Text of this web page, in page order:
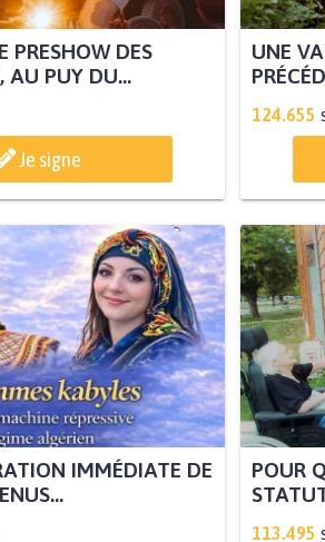
PRESHOW DES
AU PUY DU...
Je signe
UNE
124.655
IMMÉDIATE DE
POUR
113.495